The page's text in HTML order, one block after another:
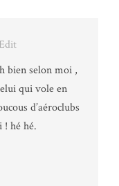
bien selon moi ,
qui vole en
d’aéroclubs
hé hé.